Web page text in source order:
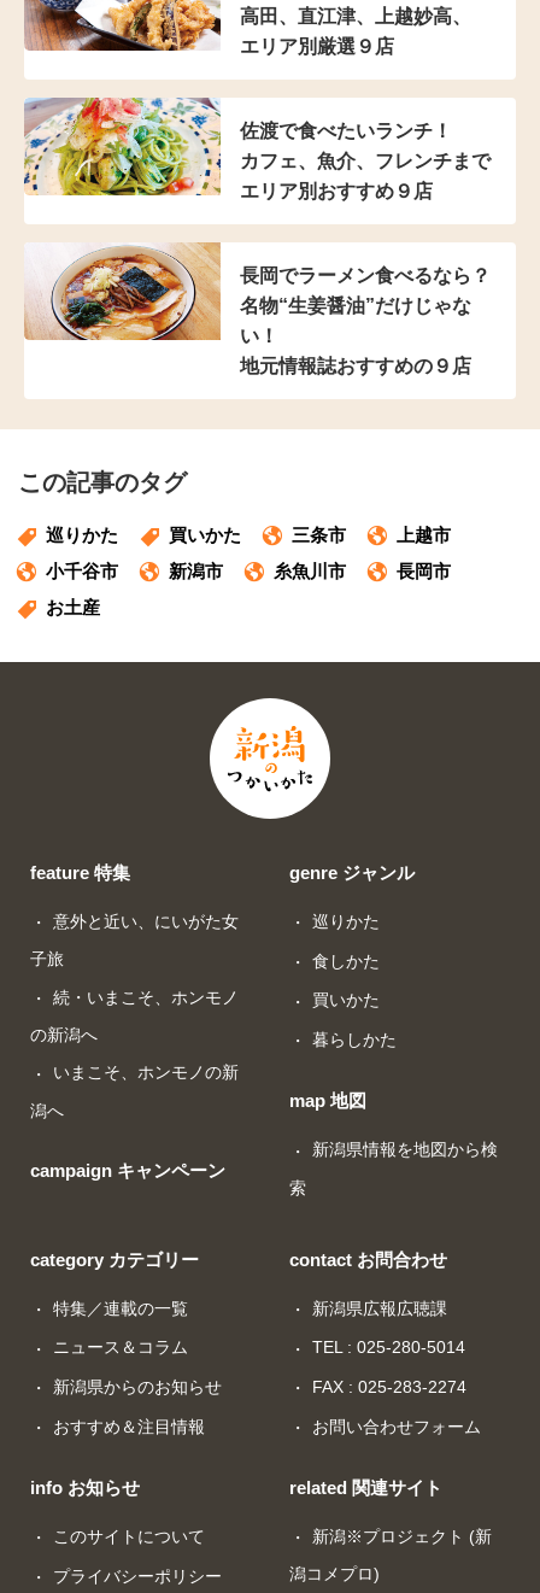
高田、直江津、上越妙高、
エリア別厳選９店
佐渡で食べたいランチ！
カフェ、魚介、フレンチまで
エリア別おすすめ９店
長岡でラーメン食べるなら？
名物“生姜醤油”だけじゃな
い！
地元情報誌おすすめの９店
この記事のタグ
巡りかた 買いかた 三条市
上越市
小千谷市
新潟市 糸魚川市
長岡市
お土産
feature 特集
意外と近い、にいがた女
子旅
続・いまこそ、ホンモノ
の新潟へ
いまこそ、ホンモノの新
潟へ
campaign キャンペーン
genre ジャンル
巡りかた
食しかた
買いかた
暮らしかた
map 地図
新潟県情報を地図から検
索
category カテゴリー
特集／連載の一覧
ニュース＆コラム
新潟県からのお知らせ
おすすめ＆注目情報
info お知らせ
このサイトについて
プライバシーポリシー
contact お問合わせ
新潟県広報広聴課
TEL : 025-280-5014
FAX : 025-283-2274
お問い合わせフォーム
related 関連サイト
新潟※プロジェクト (新
潟コメプロ)